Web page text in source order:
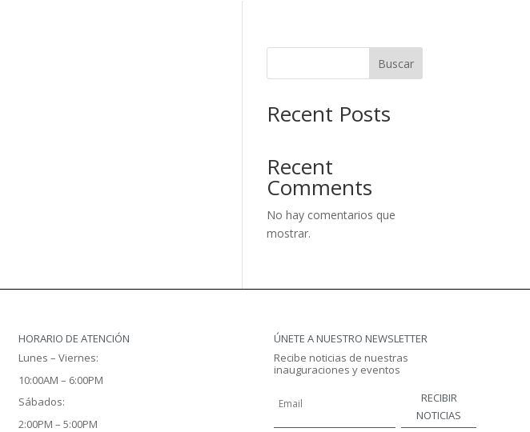
Buscar
Recent Posts
Recent
Comments
No hay comentarios que
mostrar.
HORARIO DE ATENCIÓN
Lunes – Viernes:
10:00AM – 6:00PM
Sábados:
2:00PM – 5:00PM
ÚNETE A NUESTRO NEWSLETTER
Recibe noticias de nuestras
inauguraciones y eventos
RECIBIR
NOTICIAS